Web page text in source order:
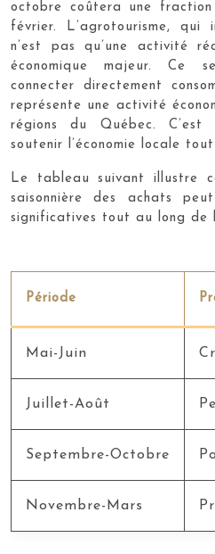
octobre coûtera une
février. L’agrotourisme, qui
n’est pas qu’une activité
économique majeur. Ce
connecter directement
représente une activité
régions du Québec.
soutenir l’économie locale
Le tableau suivant illustre
saisonnière des achats
significatives tout au long de
Période
Mai-Juin
Juillet-Août
Septembre-Octobre
Novembre-Mars